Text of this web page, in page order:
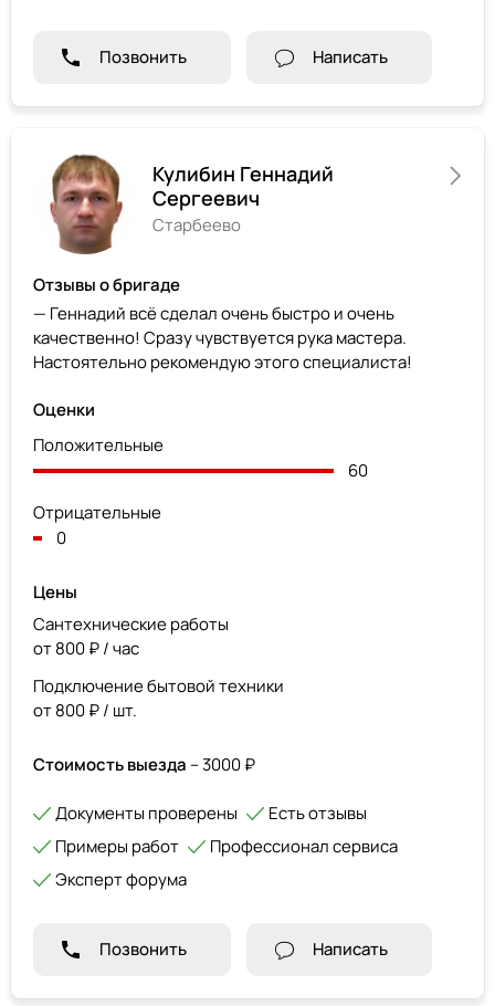
Позвонить Написать
Кулибин Геннадий
Сергеевич
Старбеево
Отзывы о бригаде
— Геннадий всё сделал очень быстро и очень
качественно! Сразу чувствуется рука мастера.
Настоятельно рекомендую этого специалиста!
Оценки
Положительные
60
Отрицательные
0
Цены
Сантехнические работы
от 800 ₽ / час
Подключение бытовой техники
от 800 ₽ / шт.
Стоимость выезда – 3000 ₽
Документы проверены
Есть отзывы
Примеры работ
Профессионал сервиса
Эксперт форума
Позвонить Написать